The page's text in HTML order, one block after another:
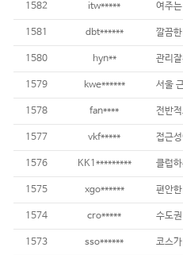
1582 itw*****
1581 dbt****** 깔끔
1580 hyn** 관리
1579 kwe****** 서울
1578 fan****
1577 vkf*****
1576 KK1*********
1575 xgo****** 편안
1574 cro*****
1573 sso****** 코스